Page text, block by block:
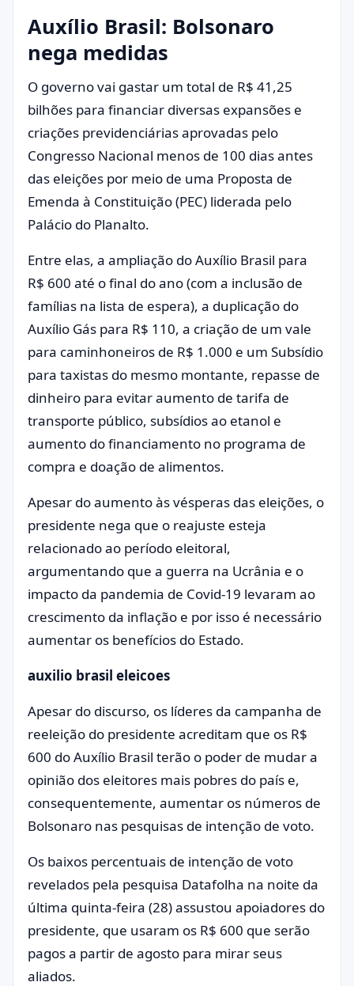
Auxílio Brasil: Bolsonaro
nega medidas
O governo vai gastar um total de R$ 41,25
bilhões para financiar diversas expansões e
criações previdenciárias aprovadas pelo
Congresso Nacional menos de 100 dias antes
das eleições por meio de uma Proposta de
Emenda à Constituição (PEC) liderada pelo
Palácio do Planalto.
Entre elas, a ampliação do Auxílio Brasil para
R$ 600 até o final do ano (com a inclusão de
famílias na lista de espera), a duplicação do
Auxílio Gás para R$ 110, a criação de um vale
para caminhoneiros de R$ 1.000 e um Subsídio
para taxistas do mesmo montante, repasse de
dinheiro para evitar aumento de tarifa de
transporte público, subsídios ao etanol e
aumento do financiamento no programa de
compra e doação de alimentos.
Apesar do aumento às vésperas das eleições, o
presidente nega que o reajuste esteja
relacionado ao período eleitoral,
argumentando que a guerra na Ucrânia e o
impacto da pandemia de Covid-19 levaram ao
crescimento da inflação e por isso é necessário
aumentar os benefícios do Estado.
auxilio brasil eleicoes
Apesar do discurso, os líderes da campanha de
reeleição do presidente acreditam que os R$
600 do Auxílio Brasil terão o poder de mudar a
opinião dos eleitores mais pobres do país e,
consequentemente, aumentar os números de
Bolsonaro nas pesquisas de intenção de voto.
Os baixos percentuais de intenção de voto
revelados pela pesquisa Datafolha na noite da
última quinta-feira (28) assustou apoiadores do
presidente, que usaram os R$ 600 que serão
pagos a partir de agosto para mirar seus
aliados.